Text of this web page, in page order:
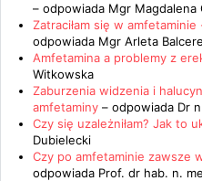
– odpowiada Mgr Magdalena
Zatraciłam się w
odpowiada Mgr Arleta
Amfetamina a problemy z
Witkowska
Zaburzenia widzenia i
amfetaminy – odpowiada Dr
Czy się uzależniłam? Jak to
Dubielecki
Czy po amfetaminie zawsze
odpowiada Prof. dr hab. n.